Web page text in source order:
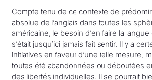
Compte tenu de ce contexte de
absolue de l’anglais dans toutes les
américaine, le besoin d’en faire la
s’était jusqu’ici jamais fait sentir. Il y a
initiatives en faveur d’une telle mesure,
toutes été abandonnées ou déboutées
des libertés individuelles. Il se pourrait